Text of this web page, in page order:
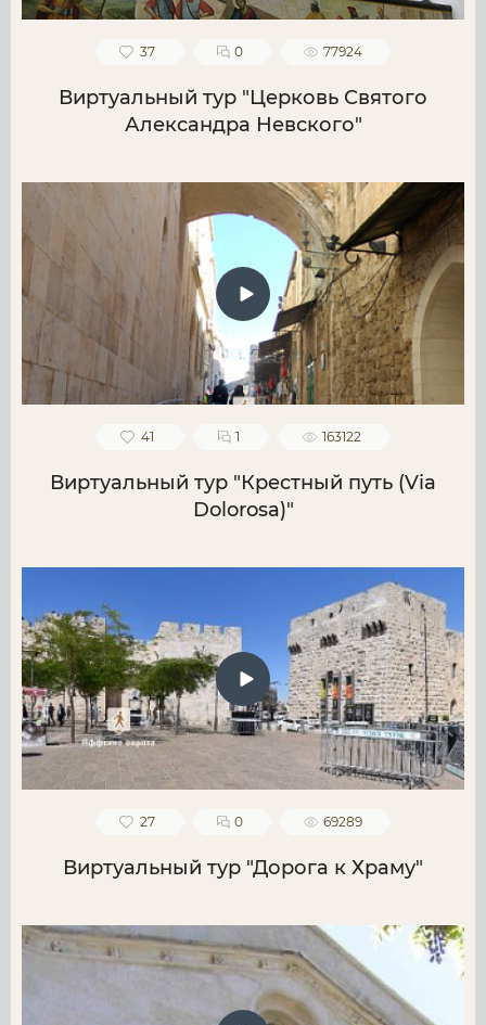
37 0 77924
Виртуальный тур "Церковь Святого
Александра Невского"
41 1 163122
Виртуальный тур "Крестный путь (Via
Dolorosa)"
27 0 69289
Виртуальный тур "Дорога к Храму"